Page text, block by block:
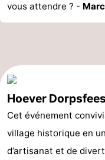
vous attendre ? -
Hoever
Cet événement
village historique en
d’artisanat et de